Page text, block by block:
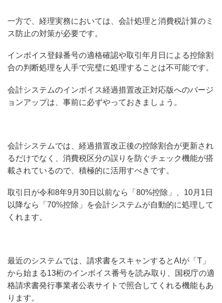
一方で、経理実務においては、会計処理と消費税計算のミ
ス防止の対策が必要です。
インボイス登録番号の適格確認や取引年月日による控除割
合の判断処理を人手で完璧に処理することは不可能です。
会計システムのインボイス経過措置改正対応版へのバージ
ョンアップは、事前に必ずやっておきましょう。
会計システムでは、経過措置改正後の控除割合が更新され
るだけでなく、消費税区分の誤りを防ぐチェック機能が搭
載されているので、積極的に活用すべきです。
取引日が令和8年9月30日以前なら「80%控除」、10月1日
以降なら「70%控除」を会計システムが自動的に処理して
くれます。
最近のシステムでは、請求書をスキャンするとAIが「T」
から始まる13桁のインボイス番号を読み取り、国税庁の適
格請求書発行事業者公表サイトで照合してくれる機能もあ
ります。